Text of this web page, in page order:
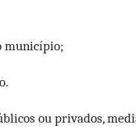
município;
ou privados,